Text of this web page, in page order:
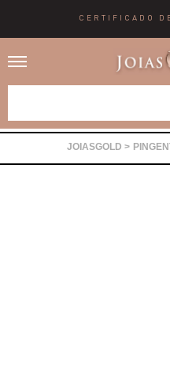
CERTIFICADO